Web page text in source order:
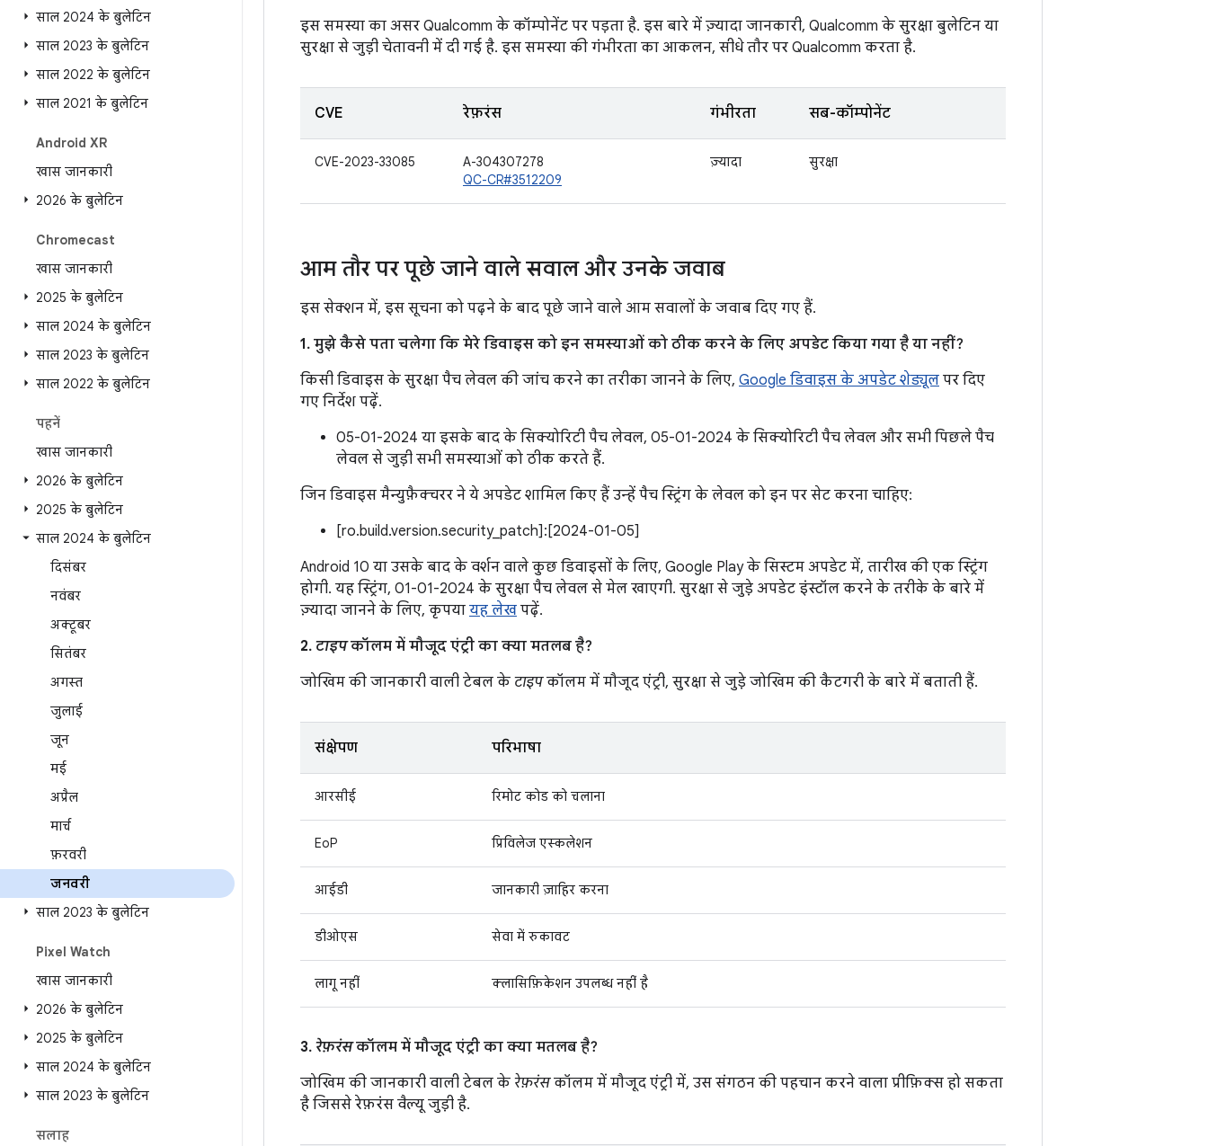
साल 2024 के बुलेटिन
साल 2023 के बुलेटिन
साल 2022 के बुलेटिन
साल 2021 के बुलेटिन
Android XR
खास जानकारी
2026 के बुलेटिन
Chromecast
खास जानकारी
2025 के बुलेटिन
साल 2024 के बुलेटिन
साल 2023 के बुलेटिन
साल 2022 के बुलेटिन
पहनें
खास जानकारी
2026 के बुलेटिन
2025 के बुलेटिन
साल 2024 के बुलेटिन
दिसंबर
नवंबर
अक्टूबर
सितंबर
अगस्त
जुलाई
जून
मई
अप्रैल
मार्च
फ़रवरी
जनवरी
साल 2023 के बुलेटिन
Pixel Watch
खास जानकारी
2026 के बुलेटिन
2025 के बुलेटिन
साल 2024 के बुलेटिन
साल 2023 के बुलेटिन
सलाह
इस समस्या का असर Qualcomm के कॉम्पोनेंट पर पड़ता है. इस बारे में ज़्यादा जानकारी, Qualcomm के सुरक्षा बुलेटिन या
सुरक्षा से जुड़ी चेतावनी में दी गई है. इस समस्या की गंभीरता का आकलन, सीधे तौर पर Qualcomm करता है.
CVE रेफ़रंस गंभीरता सब-कॉम्पोनेंट
CVE-2023-33085
A-304307278
QC-CR#3512209
ज़्यादा सुरक्षा
आम तौर पर पूछे जाने वाले सवाल और उनके जवाब
इस सेक्शन में, इस सूचना को पढ़ने के बाद पूछे जाने वाले आम सवालों के जवाब दिए गए हैं.
1. मुझे कैसे पता चलेगा कि मेरे डिवाइस को इन समस्याओं को ठीक करने के लिए अपडेट किया गया है या नहीं?
किसी डिवाइस के सुरक्षा पैच लेवल की जांच करने का तरीका जानने के लिए, Google डिवाइस के अपडेट शेड्यूल पर दिए
गए निर्देश पढ़ें.
05-01-2024 या इसके बाद के सिक्योरिटी पैच लेवल, 05-01-2024 के सिक्योरिटी पैच लेवल और सभी पिछले पैच
लेवल से जुड़ी सभी समस्याओं को ठीक करते हैं.
जिन डिवाइस मैन्युफ़ैक्चरर ने ये अपडेट शामिल किए हैं उन्हें पैच स्ट्रिंग के लेवल को इन पर सेट करना चाहिए:
[ro.build.version.security_patch]:[2024-01-05]
Android 10 या उसके बाद के वर्शन वाले कुछ डिवाइसों के लिए, Google Play के सिस्टम अपडेट में, तारीख की एक स्ट्रिंग
होगी. यह स्ट्रिंग, 01-01-2024 के सुरक्षा पैच लेवल से मेल खाएगी. सुरक्षा से जुड़े अपडेट इंस्टॉल करने के तरीके के बारे में
ज़्यादा जानने के लिए, कृपया यह लेख पढ़ें.
2. टाइपकॉलम में मौजूद एंट्री का क्या मतलब है?
जोखिम की जानकारी वाली टेबल के टाइपकॉलम में मौजूद एंट्री, सुरक्षा से जुड़े जोखिम की कैटगरी के बारे में बताती हैं.
संक्षेपण परिभाषा
आरसीई रिमोट कोड को चलाना
EoP प्रिविलेज एस्कलेशन
आईडी जानकारी ज़ाहिर करना
डीओएस सेवा में रुकावट
लागू नहीं क्लासिफ़िकेशन उपलब्ध नहीं है
3. रेफ़रंसकॉलम में मौजूद एंट्री का क्या मतलब है?
जोखिम की जानकारी वाली टेबल के रेफ़रंसकॉलम में मौजूद एंट्री में, उस संगठन की पहचान करने वाला प्रीफ़िक्स हो सकता
है जिससे रेफ़रंस वैल्यू जुड़ी है.